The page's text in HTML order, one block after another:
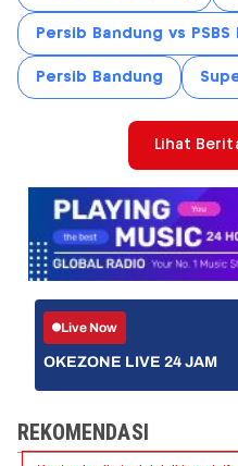
Persib Bandung vs PSBS
Persib Bandung
Lihat
Live Now
OKEZONE LIVE 24 JAM